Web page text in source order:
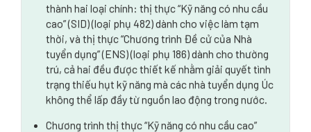
Các ngành và nghề có nhu cầu tài trợ cao
Tìm kiếm và nộp đơn xin việc làm bảo lãnh thị thực
Luật sư di trú Úc có thể giúp gì
thành hai loại chính: thị thực “Kỹ năng có nhu cầu
cao” (SID) (loại phụ 482) dành cho việc làm tạm
thời, và thị thực “Chương trình Đề cử của Nhà
tuyển dụng” (ENS) (loại phụ 186) dành cho thường
trú, cả hai đều được thiết kế nhằm giải quyết tình
trạng thiếu hụt kỹ năng mà các nhà tuyển dụng Úc
không thể lấp đầy từ nguồn lao động trong nước.
Chương trình thị thực “Kỹ năng có nhu cầu cao”